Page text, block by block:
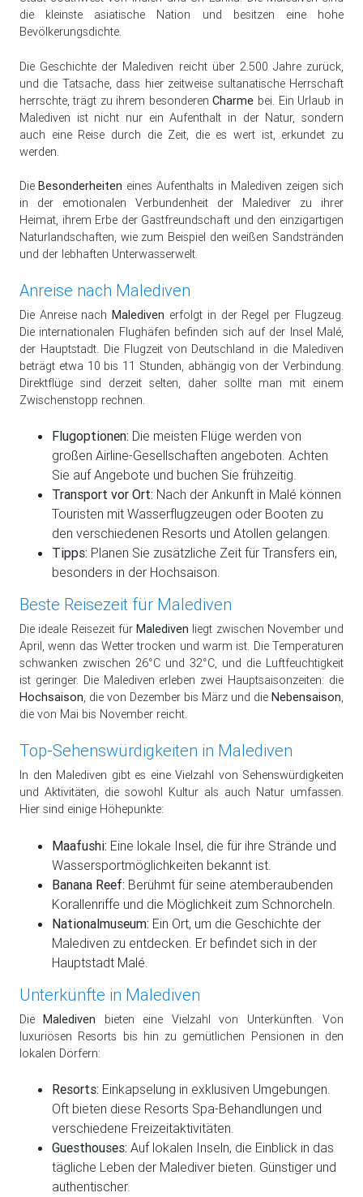
die kleinste asiatische Nation und besitzen eine hohe
Bevölkerungsdichte.
Die Geschichte der Malediven reicht über 2.500 Jahre zurück,
und die Tatsache, dass hier zeitweise sultanatische Herrschaft
herrschte, trägt zu ihrem besonderen Charme bei. Ein Urlaub in
Malediven ist nicht nur ein Aufenthalt in der Natur, sondern
auch eine Reise durch die Zeit, die es wert ist, erkundet zu
werden.
Die Besonderheiten eines Aufenthalts in Malediven zeigen sich
in der emotionalen Verbundenheit der Malediver zu ihrer
Heimat, ihrem Erbe der Gastfreundschaft und den einzigartigen
Naturlandschaften, wie zum Beispiel den weißen Sandstränden
und der lebhaften Unterwasserwelt.
Anreise nach Malediven
Die Anreise nach Malediven erfolgt in der Regel per Flugzeug.
Die internationalen Flughäfen befinden sich auf der Insel Malé,
der Hauptstadt. Die Flugzeit von Deutschland in die Malediven
beträgt etwa 10 bis 11 Stunden, abhängig von der Verbindung.
Direktflüge sind derzeit selten, daher sollte man mit einem
Zwischenstopp rechnen.
Flugoptionen: Die meisten Flüge werden von
großen Airline-Gesellschaften angeboten. Achten
Sie auf Angebote und buchen Sie frühzeitig.
Transport vor Ort: Nach der Ankunft in Malé können
Touristen mit Wasserflugzeugen oder Booten zu
den verschiedenen Resorts und Atollen gelangen.
Tipps: Planen Sie zusätzliche Zeit für Transfers ein,
besonders in der Hochsaison.
Beste Reisezeit für Malediven
Die ideale Reisezeit für Malediven liegt zwischen November und
April, wenn das Wetter trocken und warm ist. Die Temperaturen
schwanken zwischen 26°C und 32°C, und die Luftfeuchtigkeit
ist geringer. Die Malediven erleben zwei Hauptsaisonzeiten: die
Hochsaison, die von Dezember bis März und die Nebensaison,
die von Mai bis November reicht.
Top-Sehenswürdigkeiten in Malediven
In den Malediven gibt es eine Vielzahl von Sehenswürdigkeiten
und Aktivitäten, die sowohl Kultur als auch Natur umfassen.
Hier sind einige Höhepunkte:
Maafushi: Eine lokale Insel, die für ihre Strände und
Wassersportmöglichkeiten bekannt ist.
Banana Reef: Berühmt für seine atemberaubenden
Korallenriffe und die Möglichkeit zum Schnorcheln.
Nationalmuseum: Ein Ort, um die Geschichte der
Malediven zu entdecken. Er befindet sich in der
Hauptstadt Malé.
Unterkünfte in Malediven
Die Malediven bieten eine Vielzahl von Unterkünften. Von
luxuriösen Resorts bis hin zu gemütlichen Pensionen in den
lokalen Dörfern:
Resorts: Einkapselung in exklusiven Umgebungen.
Oft bieten diese Resorts Spa-Behandlungen und
verschiedene Freizeitaktivitäten.
Guesthouses: Auf lokalen Inseln, die Einblick in das
tägliche Leben der Malediver bieten. Günstiger und
authentischer.